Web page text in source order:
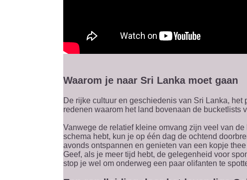
Waarom je naar Sri Lanka moet gaan
De rijke cultuur en geschiedenis van Sri Lanka, het
redenen waarom het land bovenaan de bucketlists
Vanwege de relatief kleine omvang zijn veel van
schema hebt, kun je op één dag de ochtend
avonds ontspannen en genieten van een kopje
Geef, als je meer tijd hebt, de gelegenheid voor
stop je wel om onderweg een paar olifanten te